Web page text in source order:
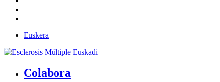
Euskera
Colabora